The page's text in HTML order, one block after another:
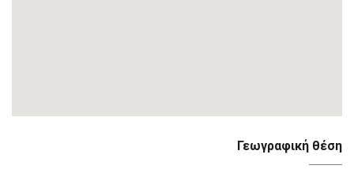
Γεωγραφική θέση